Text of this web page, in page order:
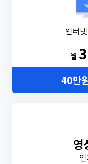
인터
월
40만
영